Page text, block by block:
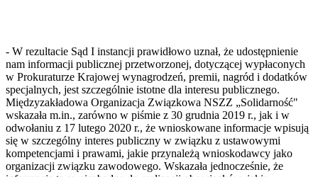
- W rezultacie Sąd I instancji prawidłowo uznał, że udostępnienie
nam informacji publicznej przetworzonej, dotyczącej wypłaconych
w Prokuraturze Krajowej wynagrodzeń, premii, nagród i dodatków
specjalnych, jest szczególnie istotne dla interesu publicznego.
Międzyzakładowa Organizacja Związkowa NSZZ „Solidarność"
wskazała m.in., zarówno w piśmie z 30 grudnia 2019 r., jak i w
odwołaniu z 17 lutego 2020 r., że wnioskowane informacje wpisują
się w szczególny interes publiczny w związku z ustawowymi
kompetencjami i prawami, jakie przynależą wnioskodawcy jako
organizacji związku zawodowego. Wskazała jednocześnie, że